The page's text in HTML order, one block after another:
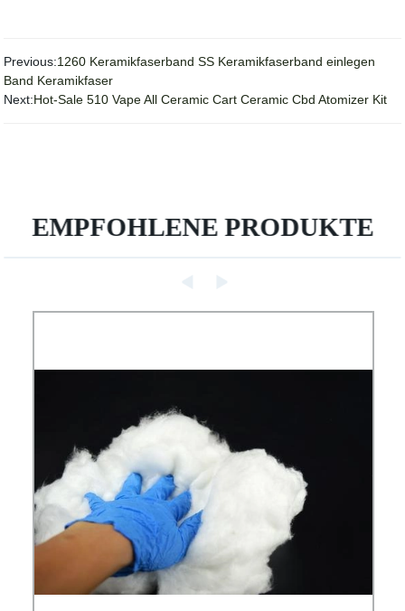
Previous:1260 Keramikfaserband SS Keramikfaserband einlegen
Band Keramikfaser
Next:Hot-Sale 510 Vape All Ceramic Cart Ceramic Cbd Atomizer Kit
EMPFOHLENE PRODUKTE